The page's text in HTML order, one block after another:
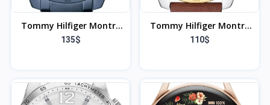
Tommy Hilfiger Montre
Analogique
Bracelet en Silicone, en
Acier Inoxydable ou en
135$
Tommy Hilfiger Montre
Analogique
Bracelet en Silicone, en
Acier Inoxydable ou en
110$